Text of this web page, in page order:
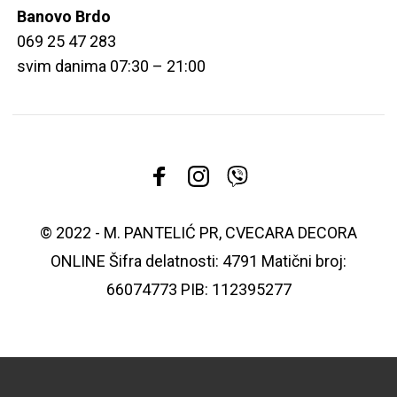
Banovo Brdo
069 25 47 283
svim danima 07:30 – 21:00
© 2022 - M. PANTELIĆ PR, CVECARA DECORA
ONLINE Šifra delatnosti: 4791 Matični broj:
66074773 PIB: 112395277